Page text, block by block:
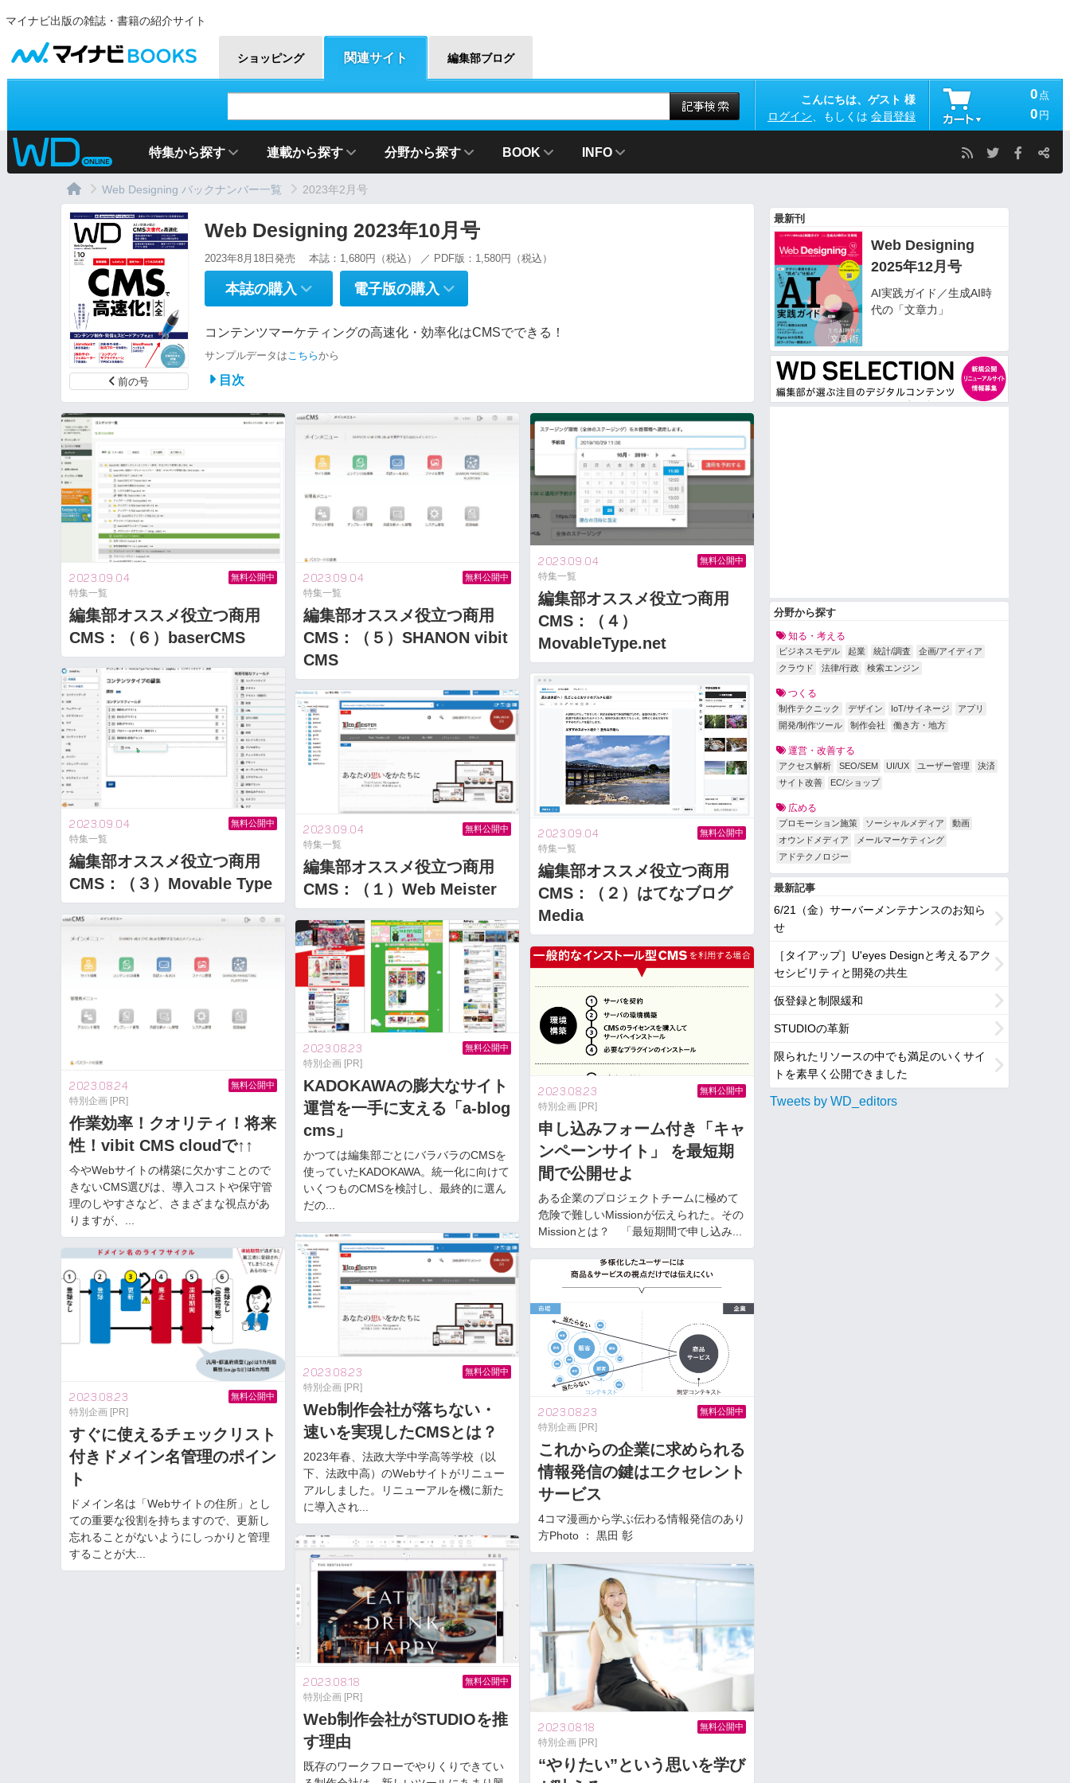
マイナビ出版の雑誌・書籍の紹介サイト
マイナビBOOKS
ショッピング 関連サイト 編集部ブログ
こんにちは、ゲスト 様
ログイン 、もしくは 会員登録
0 点
0 円
特集から探す 連載から探す 分野から探す BOOK INFO
Web Designing バックナンバー一覧 2023年2月号
前の号
Web Designing 2023年10月号
2023年8月18日発売 本誌：1,680円（税込） ／ PDF版：1,580円（税込）
本誌の購入 電子版の購入
コンテンツマーケティングの高速化・効率化はCMSでできる！
サンプルデータは こちらから
目次
2023.09.04
特集一覧
編集部オススメ役立つ商用
CMS：（６）baserCMS
無料公開中 2023.09.04
特集一覧
編集部オススメ役立つ商用
CMS：（５）SHANON vibit
CMS
無料公開中
2023.09.04
特集一覧
編集部オススメ役立つ商用
CMS：（４）
MovableType.net
無料公開中
2023.09.04
特集一覧
編集部オススメ役立つ商用
CMS：（３）Movable Type
無料公開中
2023.09.04
特集一覧
編集部オススメ役立つ商用
CMS：（２）はてなブログ
Media
無料公開中
2023.09.04
特集一覧
編集部オススメ役立つ商用
CMS：（１）Web Meister
無料公開中
2023.08.24
特別企画 [PR]
作業効率！クオリティ！将来
性！vibit CMS cloudで↑↑
今やWebサイトの構築に欠かすことので
きないCMS選びは、導入コストや保守管
理のしやすさなど、さまざまな視点があ
りますが、...
無料公開中
2023.08.23
特別企画 [PR]
KADOKAWAの膨大なサイト
運営を一手に支える「a-blog
cms」
かつては編集部ごとにバラバラのCMSを
使っていたKADOKAWA。統一化に向けて
いくつものCMSを検討し、最終的に選ん
だの...
無料公開中
2023.08.23
特別企画 [PR]
申し込みフォーム付き「キャ
ンペーンサイト」 を最短期
間で公開せよ
ある企業のプロジェクトチームに極めて
危険で難しいMissionが伝えられた。その
Missionとは？ 「最短期間で申し込み...
無料公開中
2023.08.23
特別企画 [PR]
Web制作会社が落ちない・
速いを実現したCMSとは？
2023年春、法政大学中学高等学校（以
下、法政中高）のWebサイトがリニュー
アルしました。リニューアルを機に新た
に導入され...
無料公開中
2023.08.23
特別企画 [PR]
すぐに使えるチェックリスト
付きドメイン名管理のポイン
ト
ドメイン名は「Webサイトの住所」とし
ての重要な役割を持ちますので、更新し
忘れることがないようにしっかりと管理
することが大...
無料公開中
2023.08.23
特別企画 [PR]
これからの企業に求められる
情報発信の鍵はエクセレント
サービス
4コマ漫画から学ぶ伝わる情報発信のあり
方Photo ： 黒田 彰
無料公開中
2023.08.18
特別企画 [PR]
Web制作会社がSTUDIOを推
す理由
既存のワークフローでやりくりできてい
無料公開中
2023.08.18
特別企画 [PR]
“やりたい”という思いを学び
無料公開中
最新刊
Web Designing
2025年12月号
AI実践ガイド／生成AI時
代の「文章力」
分野から探す
知る・考える
ビジネスモデル 起業 統計/調査
企画/アイディア
クラウド
法律/行政 検索エンジン
つくる
制作テクニック デザイン IoT/サイネージ
アプリ
開発/制作ツール
制作会社 働き方・地方
運営・改善する
アクセス解析 SEO/SEM UI/UX ユーザー管理
決済
サイト改善
EC/ショップ
広める
プロモーション施策 ソーシャルメディア
動画
オウンドメディア
メールマーケティング
アドテクノロジー
最新記事
6/21（金）サーバーメンテナンスのお知ら
せ
［タイアップ］U'eyes Designと考えるアク
セシビリティと開発の共生
仮登録と制限緩和
STUDIOの革新
限られたリソースの中でも満足のいくサイ
トを素早く公開できました
Tweets by WD_editors